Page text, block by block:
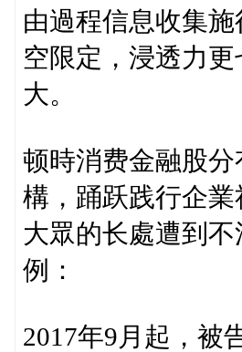
由過程信息收集
空限定，浸透力
大。
顿時消费金融股
構，踊跃践行企
大眾的长處遭到
例：
2017年9月起，被